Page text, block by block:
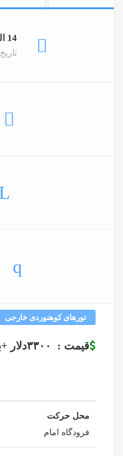
14 الی 27 شهریور 1405
تاریخ
تورهای کوهنوردی خارجی
قیمت : ۳۳۰۰دلار +بلیط هواپیما
محل حرکت
فرودگاه امام